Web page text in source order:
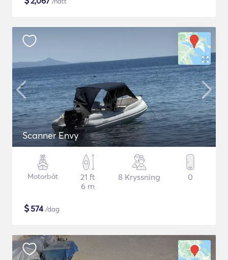
Scanner Envy
Motorbåt
21 ft
6 m
8 Kryssning 0
$574/dag